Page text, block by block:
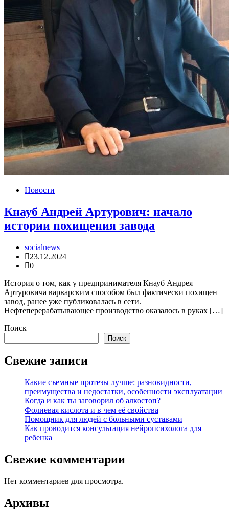
Новости
Кнауб Андрей Артурович: начало
истории похищения завода
socialnews
23.12.2024
0
История о том, как у предпринимателя Кнауб Андрея
Артуровича варварским способом был фактически похищен
завод, ранее уже публиковалась в сети.
Нефтеперерабатывающее производство оказалось в руках […]
Поиск
Поиск
Свежие записи
Какие съемные протезы лучше: разновидности,
преимущества и недостатки, особенности эксплуатации
Когда и как ты заговорил об алкостоп?
Фолиевая кислота и в чем её свойства
Помощник для людей с больными суставами
Как проводится консультация нейропсихолога для
ребенка
Свежие комментарии
Нет комментариев для просмотра.
Архивы